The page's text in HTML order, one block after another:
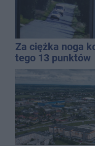
Za ciężka noga
tego 13 punktów